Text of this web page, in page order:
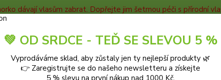
dávají vlasům zabrat. Dopřejte jim šetrnou péči s přírodní
Hledat
💚 OD SRDCE - TEĎ SE SLEVOU 5 %
Vyprodáváme sklad, aby zůstaly jen ty nejlepší produkty 🌿
👉 Zaregistrujte se do našeho newsletteru a získejte
5 % slevu na první nákup nad 1000 Kč.